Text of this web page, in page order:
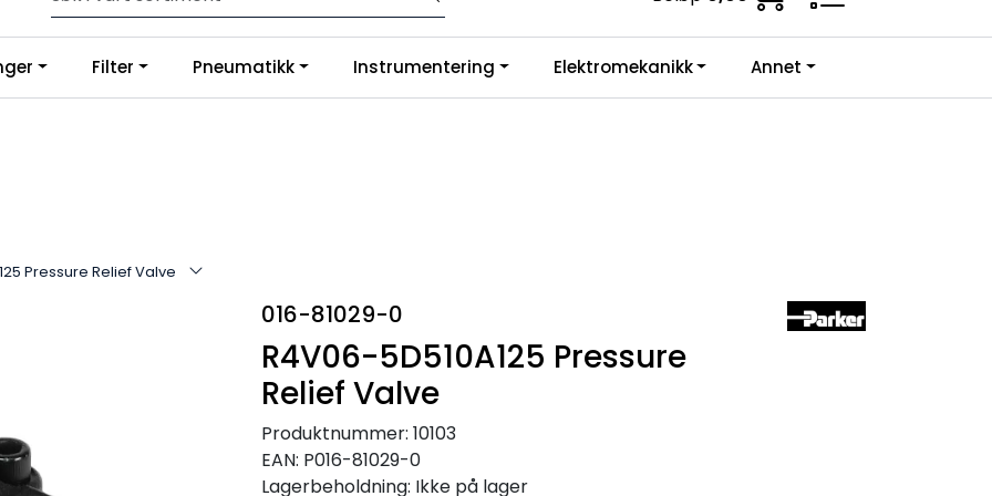
slanger og fittings hos oss, så tilpasser og monterer vi etter dine krav.
Google Infosenter Favoritter Logg inn
Filter Pneumatikk Instrumentering Elektromekanikk Annet
Pressure Relief Valve
016-81029-0
R4V06-5D510A125 Pressure
Relief Valve
Produktnummer: 10103
EAN: P016-81029-0
Lagerbeholdning: Ikke på lager